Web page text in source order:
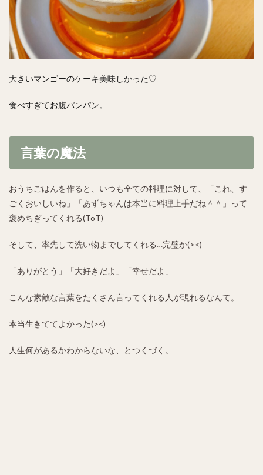
大きいマンゴーのケーキ美味しかった♡
食べすぎてお腹パンパン。
言葉の魔法
おうちごはんを作ると、いつも全ての料理に対して、「これ、す
ごくおいしいね」「あずちゃんは本当に料理上手だね＾＾」って
褒めちぎってくれる(ToT)
そして、率先して洗い物までしてくれる…完璧か(><)
「ありがとう」「大好きだよ」「幸せだよ」
こんな素敵な言葉をたくさん言ってくれる人が現れるなんて。
本当生きててよかった(><)
人生何があるかわからないな、とつくづく。